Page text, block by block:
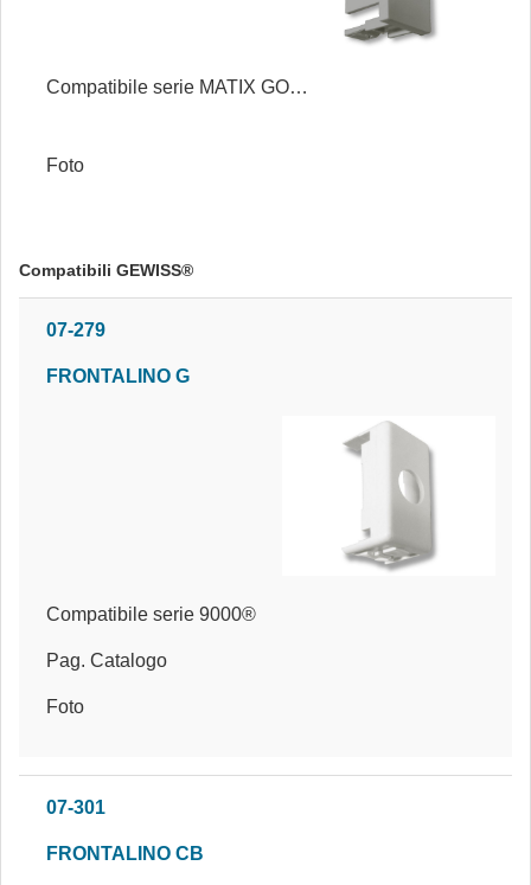
Compatibile serie MATIX GO GRIGIA®
Foto
Compatibili GEWISS®
07-279
FRONTALINO G
Compatibile serie 9000®
Pag. Catalogo
Foto
07-301
FRONTALINO CB